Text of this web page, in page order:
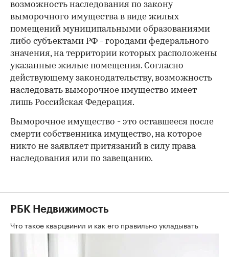
возможность наследования по закону
выморочного имущества в виде жилых
помещений муниципальными образованиями
либо субъектами РФ - городами федерального
значения, на территории которых расположены
указанные жилые помещения. Согласно
действующему законодательству, возможность
наследовать выморочное имущество имеет
лишь Российская Федерация.
Выморочное имущество - это оставшееся после
смерти собственника имущество, на которое
никто не заявляет притязаний в силу права
наследования или по завещанию.
РБК Недвижимость
Что такое кварцвинил и как его правильно укладывать